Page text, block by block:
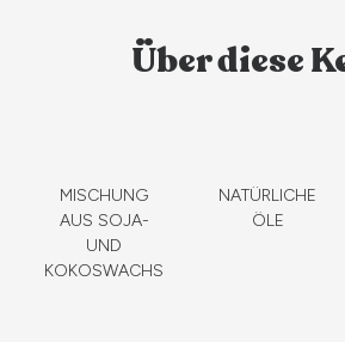
Über diese
MISCHUNG
AUS SOJA-
UND
KOKOSWACHS
NATÜRLICHE
ÖLE